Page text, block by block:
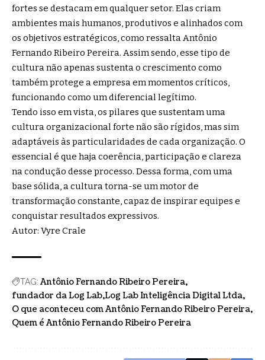
fortes se destacam em qualquer setor. Elas criam
ambientes mais humanos, produtivos e alinhados com
os objetivos estratégicos, como ressalta Antônio
Fernando Ribeiro Pereira. Assim sendo, esse tipo de
cultura não apenas sustenta o crescimento como
também protege a empresa em momentos críticos,
funcionando como um diferencial legítimo.
Tendo isso em vista, os pilares que sustentam uma
cultura organizacional forte não são rígidos, mas sim
adaptáveis às particularidades de cada organização. O
essencial é que haja coerência, participação e clareza
na condução desse processo. Dessa forma, com uma
base sólida, a cultura torna-se um motor de
transformação constante, capaz de inspirar equipes e
conquistar resultados expressivos.
Autor: Vyre Crale
TAG: Antônio Fernando Ribeiro Pereira
fundador da Log Lab Log Lab Inteligência Digital Ltda
O que aconteceu com Antônio Fernando Ribeiro Pereira
Quem é Antônio Fernando Ribeiro Pereira